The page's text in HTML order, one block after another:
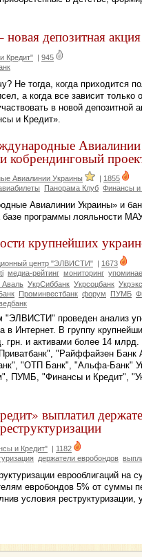
новая депозитная
Кредит"
945
Не тогда, когда приходится
а когда все зависит только
в новой депозитной
и Кредит».
кобрендинговый
Авиалинии Украины
1855
Панорама Клуб Финансы и
Авиалинии Украины» и
базе программы лояльности
крупнейших
центр "ЭЛВИСТИ" | 1673
медиа-рейтинг мониторинг
Аваль УкрСиббанк Укрсоцбанк
Проминвестбанк форум ПУМБ
проведен анализ
в Интернет. В группу
грн. и активами более 14
"Райффайзен Банк
"ОТП Банк", "Альфа-Банк"
ПУМБ, "Финансы и Кредит",
выплатил
и Кредит" | 1182
держатели евробондов
еврооблигаций
евробондов 5% от суммы
условия реструктуризации,